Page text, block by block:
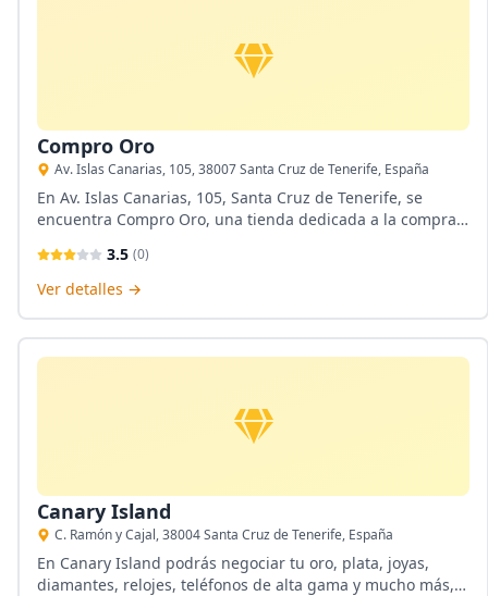
Compro Oro
Av. Islas Canarias, 105, 38007 Santa Cruz de Tenerife, España
En Av. Islas Canarias, 105, Santa Cruz de Tenerife, se
encuentra Compro Oro, una tienda dedicada a la compra,
local contarás con tasaciones gratuitas y asesoría
personalizada.
3.5 (0)
Ver detalles →
Canary Island
C. Ramón y Cajal, 38004 Santa Cruz de Tenerife, España
En Canary Island podrás negociar tu oro, plata, joyas,
diamantes, relojes, teléfonos de alta gama y mucho más,